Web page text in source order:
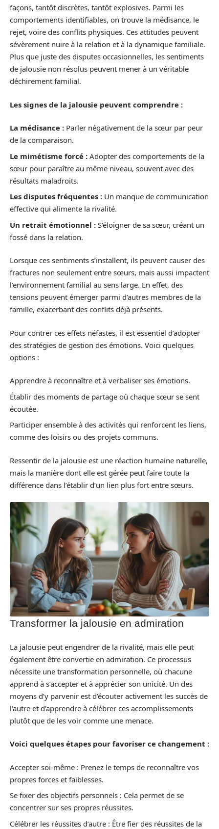
façons, tantôt discrètes, tantôt explosives. Parmi les
comportements identifiables, on trouve la médisance, le
rejet, voire des conflits physiques. Ces attitudes peuvent
sévèrement nuire à la relation et à la dynamique familiale.
Plus que juste des disputes occasionnelles, les sentiments
de jalousie non résolus peuvent mener à un véritable
déchirement familial.
Les signes de la jalousie peuvent comprendre :
La médisance : Parler négativement de la sœur par peur
de la comparaison.
Le mimétisme forcé : Adopter des comportements de la
sœur pour paraître au même niveau, souvent avec des
résultats maladroits.
Les disputes fréquentes : Un manque de communication
effective qui alimente la rivalité.
Un retrait émotionnel : S’éloigner de sa sœur, créant un
fossé dans la relation.
Lorsque ces sentiments s’installent, ils peuvent causer des
fractures non seulement entre sœurs, mais aussi impactent
l’environnement familial au sens large. En effet, des
tensions peuvent émerger parmi d’autres membres de la
famille, exacerbant des conflits déjà présents.
Pour contrer ces effets néfastes, il est essentiel d’adopter
des stratégies de gestion des émotions. Voici quelques
options :
Apprendre à reconnaître et à verbaliser ses émotions.
Établir des moments de partage où chaque sœur se sent
écoutée.
Participer ensemble à des activités qui renforcent les liens,
comme des loisirs ou des projets communs.
Ressentir de la jalousie est une réaction humaine naturelle,
mais la manière dont elle est gérée peut faire toute la
différence dans l’établir d’un lien plus fort entre sœurs.
Transformer la jalousie en admiration
La jalousie peut engendrer de la rivalité, mais elle peut
également être convertie en admiration. Ce processus
nécessite une transformation personnelle, où chacune
apprend à s’accepter et à apprécier son unicité. Un des
moyens d’y parvenir est d’écouter activement les succès de
l’autre et d’apprendre à célébrer ces accomplissements
plutôt que de les voir comme une menace.
Voici quelques étapes pour favoriser ce changement :
Accepter soi-même : Prenez le temps de reconnaître vos
propres forces et faiblesses.
Se fixer des objectifs personnels : Cela permet de se
concentrer sur ses propres réussites.
Célébrer les réussites d’autre : Être fier des réussites de la